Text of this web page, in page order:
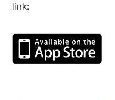
link: